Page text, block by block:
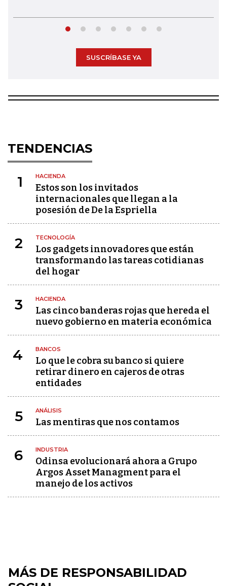
SUSCRÍBASE YA
TENDENCIAS
1 HACIENDA
Estos son los invitados
internacionales que llegan a la
posesión de De la Espriella
2 TECNOLOGÍA
Los gadgets innovadores que están
transformando las tareas cotidianas
del hogar
3 HACIENDA
Las cinco banderas rojas que hereda el
nuevo gobierno en materia económica
4 BANCOS
Lo que le cobra su banco si quiere
retirar dinero en cajeros de otras
entidades
5 ANÁLISIS
Las mentiras que nos contamos
6 INDUSTRIA
Odinsa evolucionará ahora a Grupo
Argos Asset Managment para el
manejo de los activos
MÁS DE RESPONSABILIDAD